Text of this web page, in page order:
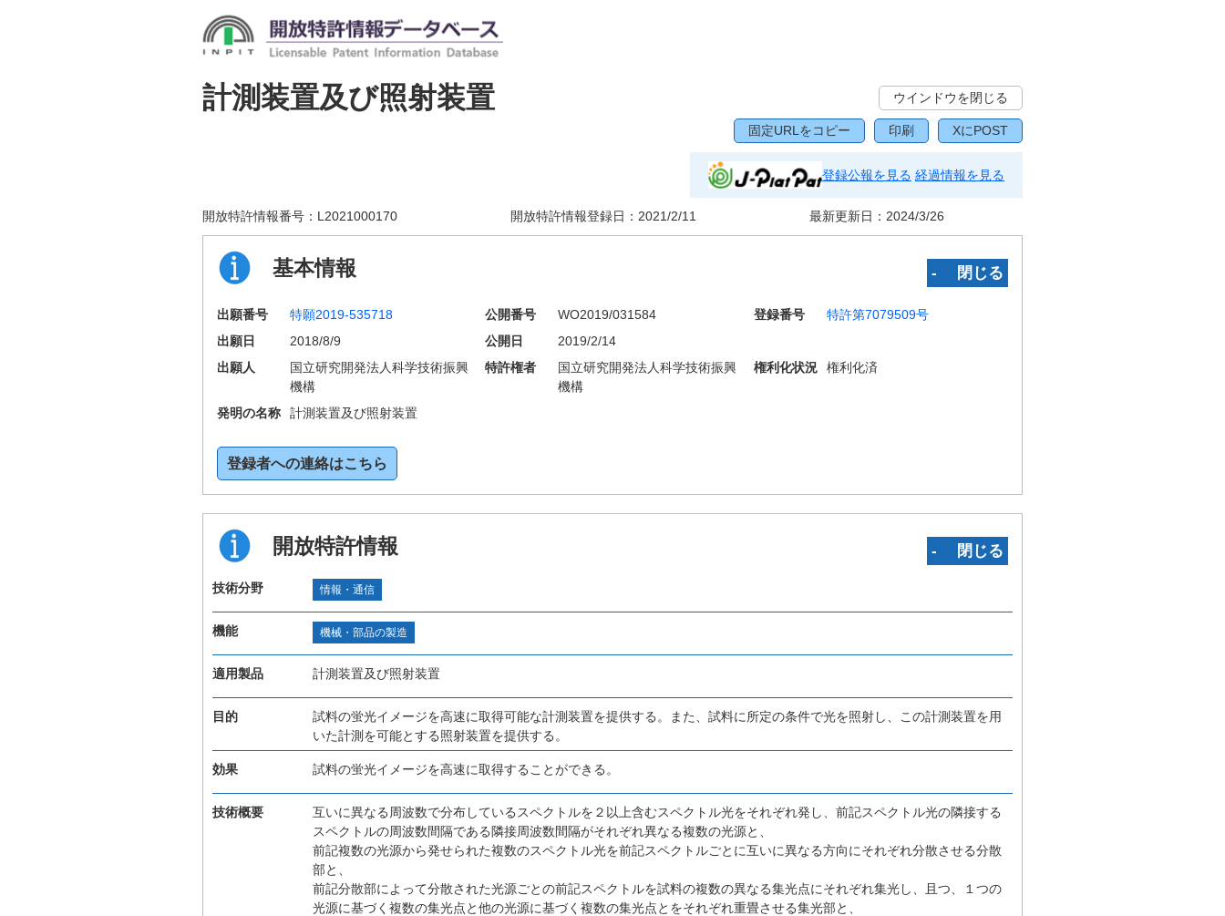
計測装置及び照射装置 ウインドウを閉じる
固定URLをコピー 印刷 XにPOST
登録公報を見る 経過情報を見る
開放特許情報番号： L2021000170 開放特許情報登録日： 2021/2/11 最新更新日： 2024/3/26
基本情報 ‐ 閉じる
出願番号 特願2019-535718 公開番号 WO2019/031584 登録番号
特許第7079509号
出願日
2018/8/9 公開日
2019/2/14
出願人
国立研究開発法人科学技術振興
機構
特許権者
国立研究開発法人科学技術振興
機構
権利化状況 権利化済
発明の名称 計測装置及び照射装置
登録者への連絡はこちら
開放特許情報 ‐ 閉じる
技術分野 情報・通信
機能 機械・部品の製造
適用製品 計測装置及び照射装置
目的
試料の蛍光イメージを高速に取得可能な計測装置を提供する。また、試料に所定の条件で光を照射し、この計測装置を用
いた計測を可能とする照射装置を提供する。
効果 試料の蛍光イメージを高速に取得することができる。
技術概要
互いに異なる周波数で分布しているスペクトルを２以上含むスペクトル光をそれぞれ発し、前記スペクトル光の隣接する
スペクトルの周波数間隔である隣接周波数間隔がそれぞれ異なる複数の光源と、
前記複数の光源から発せられた複数のスペクトル光を前記スペクトルごとに互いに異なる方向にそれぞれ分散させる分散
部と、
前記分散部によって分散された光源ごとの前記スペクトルを試料の複数の異なる集光点にそれぞれ集光し、且つ、１つの
光源に基づく複数の集光点と他の光源に基づく複数の集光点とをそれぞれ重畳させる集光部と、